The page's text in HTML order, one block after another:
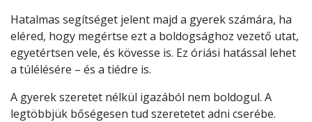
Hatalmas segítséget jelent majd a gyerek számára, ha
eléred, hogy megértse ezt a boldogsághoz vezető utat,
egyetértsen vele, és kövesse is. Ez óriási hatással lehet
a túlélésére – és a tiédre is.
A gyerek szeretet nélkül igazából nem boldogul. A
legtöbbjük bőségesen tud szeretetet adni cserébe.